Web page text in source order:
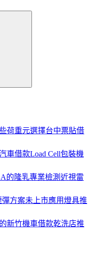
荷重元選擇台中票貼借
車借款Load Cell包裝機
的隆乳專業檢測近視雷
方案未上市應用燈具推
新竹機車借款乾洗店推